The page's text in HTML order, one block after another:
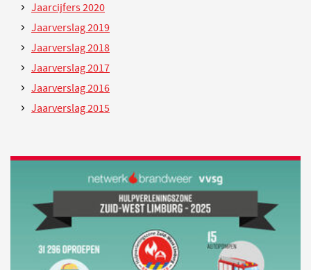
Jaarcijfers 2020
Jaarverslag 2019
Jaarverslag 2018
Jaarverslag 2017
Jaarverslag 2016
Jaarverslag 2015